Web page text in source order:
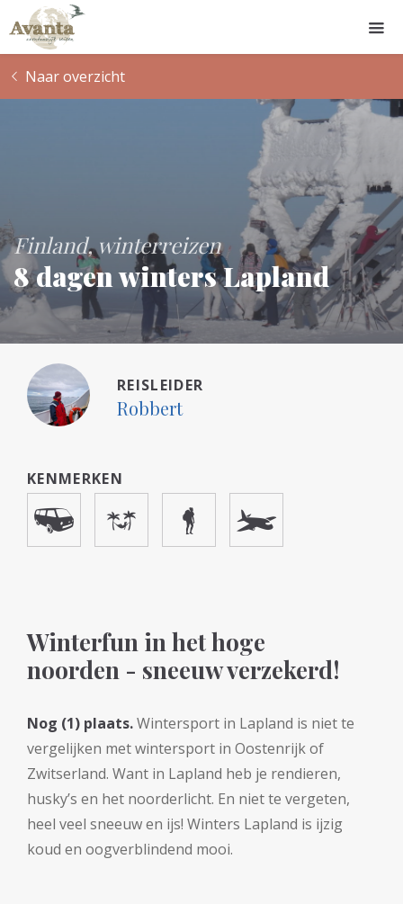
Naar overzicht
Finland winterreizen
8 dagen winters Lapland
REISLEIDER
Robbert
KENMERKEN
Winterfun in het hoge
noorden - sneeuw verzekerd!
Nog (1) plaats.Wintersport in Lapland is niet te
vergelijken met wintersport in Oostenrijk of
Zwitserland. Want in Lapland heb je rendieren,
husky’s en het noorderlicht. En niet te vergeten,
heel veel sneeuw en ijs! Winters Lapland is ijzig
koud en oogverblindend mooi.